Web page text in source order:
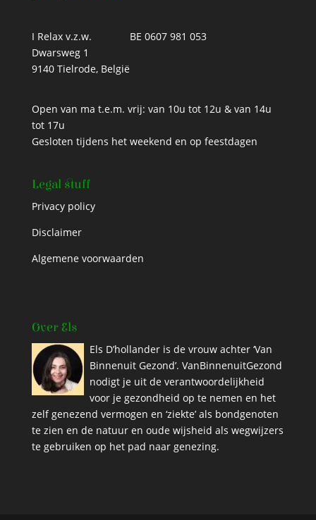
I Relax v.z.w.
Dwarsweg 1
9140 Tielrode, België
BE 0607 981 053
Open van ma t.e.m. vrij: van 10u tot 12u & van 14u
tot 17u
Gesloten tijdens het weekend en op feestdagen
Legal stuff
Privacy policy
Disclaimer
Algemene voorwaarden
Over Els
Els D’hollander is de vrouw achter ‘Van
Binnenuit Gezond’. VanBinnenuitGezond
nodigt je uit de verantwoordelijkheid
voor je gezondheid op te nemen en het
zelf genezend vermogen en ‘ziekte’ als bondgenoten
te zien en de natuur en oude wijsheid als wegwijzers
te gebruiken op het pad naar genezing.